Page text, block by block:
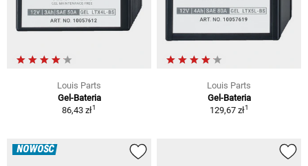
Louis Parts
Gel-Bateria
86,43 zł1
Louis Parts
Gel-Bateria
129,67 zł1
NOWOŚĆ